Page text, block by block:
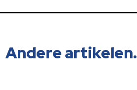
Andere artikelen.